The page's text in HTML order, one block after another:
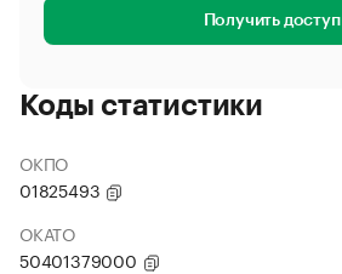
Получить доступ
Коды статистики
ОКПО
01825493
ОКАТО
50401379000